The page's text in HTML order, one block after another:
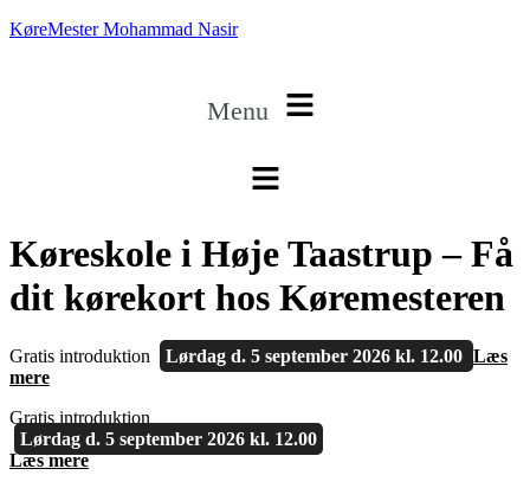
KøreMester Mohammad Nasir
Menu
Køreskole i Høje Taastrup – Få
dit kørekort hos Køremesteren
Gratis introduktion Lørdag d. 5 september 2026 kl. 12.00 Læs
mere
Gratis introduktion
Lørdag d. 5 september 2026 kl. 12.00
Læs mere